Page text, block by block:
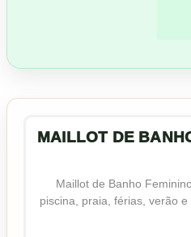
MAILLOT DE
Maillot de Banho
piscina, praia, férias, verão